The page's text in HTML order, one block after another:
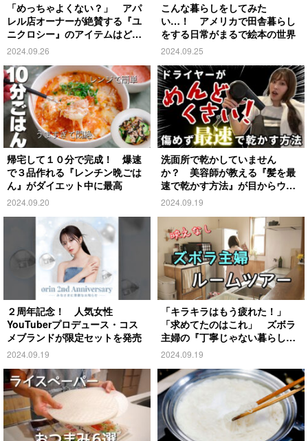
「めっちゃよくない？」 アパ
レル店オーナーが絶賛する『ユ
ニクロシー』のアイテムはど
れ？
2024.09.26
こんな暮らしをしてみた
い…！ アメリカで田舎暮らし
をする日常がまるで絵本の世界
2024.09.25
帰宅して１０分で完成！ 爆速
で３品作れる『レンチン晩ごは
ん』がダイエット中に最高
2024.09.20
洗面所で乾かしていません
か？ 美容師が教える『髪を最
速で乾かす方法』が目からウロ
コ
2024.09.19
２周年記念！ 人気女性
YouTuberプロデュース・コス
メブランドが限定セットを発売
2024.09.19
「キラキラはもう疲れた！」
「求めてたのはこれ」 ズボラ
主婦の『丁寧じゃない暮らし』
がこちら
2024.09.19